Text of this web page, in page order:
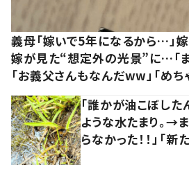
義母「嫁いで5年になるから…」嫁
嫁が見た“想定外の光景”に…「ま
「お義父さんもなんだww」「めち
「誰かが油こぼし
ような水たまり。→
らなかった！！」「